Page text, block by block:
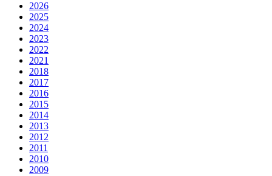
2026
2025
2024
2023
2022
2021
2018
2017
2016
2015
2014
2013
2012
2011
2010
2009